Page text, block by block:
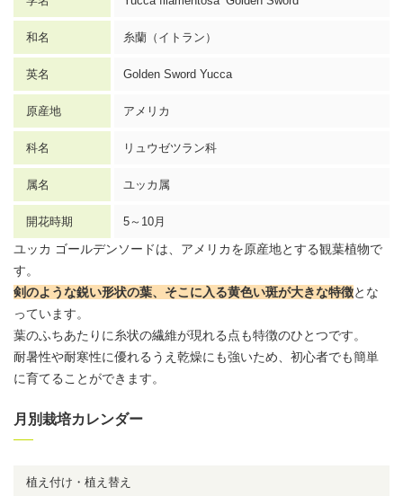
和名 糸蘭（イトラン）
英名 Golden Sword Yucca
原産地 アメリカ
科名 リュウゼツラン科
属名 ユッカ 属
開花時期 5～10月
ユッカ ゴールデンソードは、アメリカを原産地とする観葉植物で
す。
剣のような鋭い形状の葉、そこに入る黄色い斑が大きな特徴とな
っています。
葉のふちあたりに糸状の繊維が現れる点も特徴のひとつです。
耐暑性や耐寒性に優れるうえ乾燥にも強いため、初心者でも簡単
に育てることができます。
月別栽培カレンダー
植え付け・植え替え